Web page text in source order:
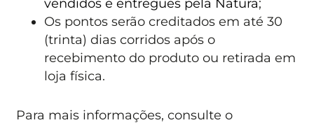
vendidos e entregues pela Natura;
Os pontos serão creditados em até 30
(trinta) dias corridos após o
recebimento do produto ou retirada em
loja física.
Para mais informações, consulte o